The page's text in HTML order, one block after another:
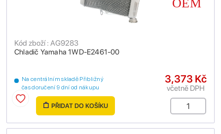
Chladič Yamaha 1WD-E2461-00
Kód zboží : AG9283
Na centrálním skladě Přibližný
čas doručení 9 dní od nákupu
3,373 Kč
včetně DPH
PŘIDAT DO KOŠÍKU